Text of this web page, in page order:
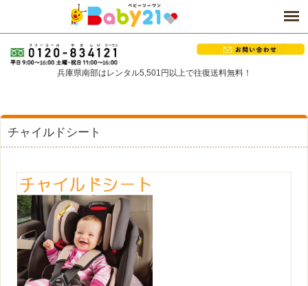
兵庫県南部はレンタル5,501円以上で往復送料無料！
チャイルドシート